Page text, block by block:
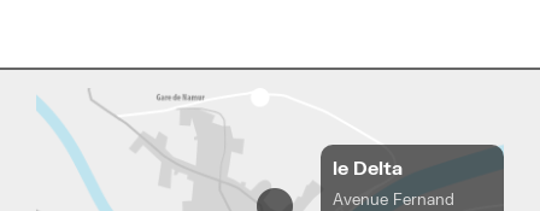
le Delta
Avenue Fernand